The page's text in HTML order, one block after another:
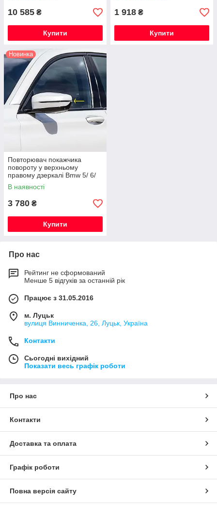
10 585 ₴
Купити
1 918 ₴
Купити
Новинка
Повторювач покажчика
повороту у верхньому
правому дзеркалі Bmw 5/ 6/
7/ 8-Series Новий
Оригінальний
В наявності
3 780 ₴
Купити
Про нас
Рейтинг не сформований
Менше 5 відгуків за останній рік
Працює з 31.05.2016
м. Луцьк
вулиця Винниченка, 26, Луцьк, Україна
Контакти
Сьогодні вихідний
Показати весь графік роботи
Про нас
Контакти
Доставка та оплата
Графік роботи
Повна версія сайту